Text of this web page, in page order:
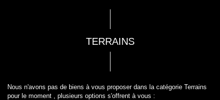
TERRAINS
Nous n'avons pas de biens à vous proposer dans la catégorie Terrains
pour le moment , plusieurs options s'offrent à vous :